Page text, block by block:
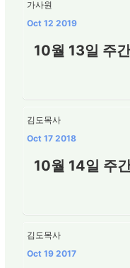
가사원
Oct 12 2019
10월 13일 주
김도목사
Oct 17 2018
10월 14일 주
김도목사
Oct 19 2017